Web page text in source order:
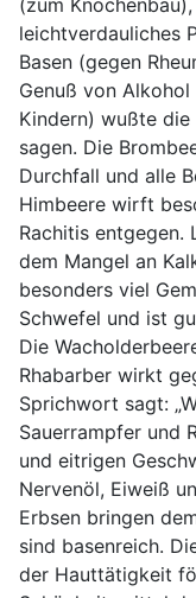
(zum
leichtverdauliches
Basen (gegen
Genuß von
Kindern) wußte die
sagen. Die
Durchfall und alle
Himbeere wirft
Rachitis entgegen.
dem Mangel an
besonders viel
Schwefel und ist
Die
Rhabarber wirkt
Sprichwort sagt:
Sauerrampfer und
und eitrigen
Nervenöl, Eiweiß
Erbsen bringen
sind basenreich.
der Hauttätigkeit